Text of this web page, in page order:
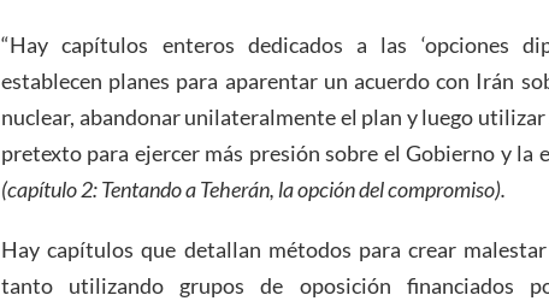
“Hay capítulos enteros dedicados a las ‘opciones
establecen planes para aparentar un acuerdo con Irán
nuclear, abandonar unilateralmente el plan y luego utilizar
pretexto para ejercer más presión sobre el Gobierno y la
(capítulo 2: Tentando a Teherán, la opción del compromiso).
Hay capítulos que detallan métodos para crear
tanto utilizando grupos de oposición financiados